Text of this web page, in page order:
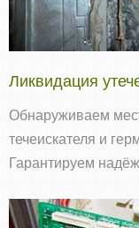
Ликвидация
Обнаруживаем
течеискателя и
Гарантируем